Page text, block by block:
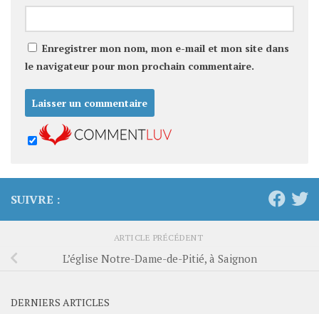
Enregistrer mon nom, mon e-mail et mon site dans
le navigateur pour mon prochain commentaire.
SUIVRE :
ARTICLE PRÉCÉDENT
L’église Notre-Dame-de-Pitié, à Saignon
DERNIERS ARTICLES